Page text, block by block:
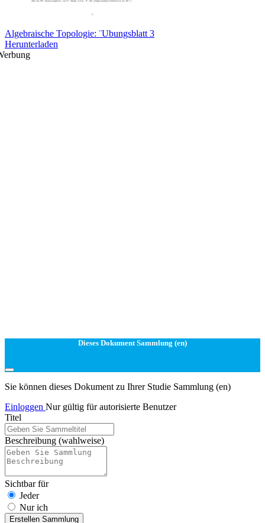
Algebraische Topologie: ¨Ubungsblatt 3
Herunterladen
Dieses Dokument Sammlung (en)
Sie können dieses Dokument zu Ihrer Studie Sammlung (en)
Einloggen Nur gültig für autorisierte Benutzer
Titel
Beschreibung (wahlweise)
Sichtbar für
Jeder
Nur ich
Erstellen Sammlung